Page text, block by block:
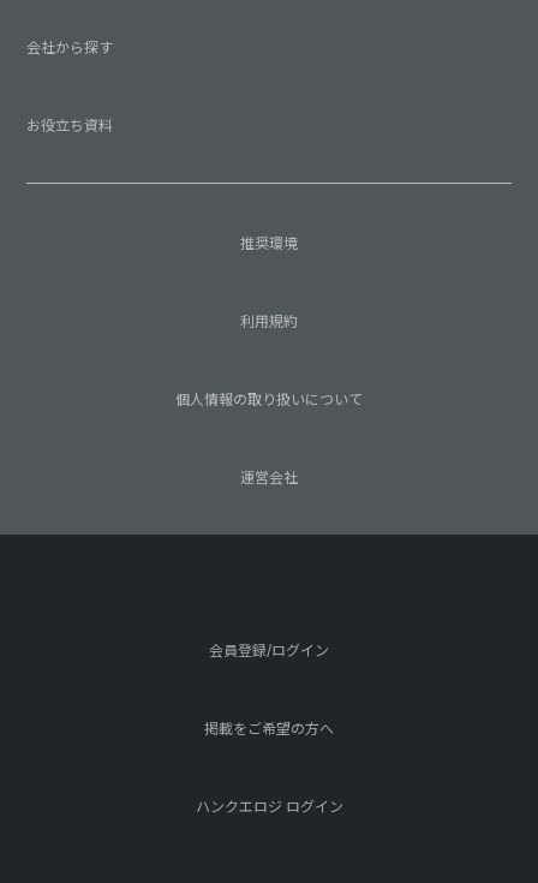
会社から探す
お役立ち資料
推奨環境
利用規約
個人情報の取り扱いについて
運営会社
会員登録/ログイン
掲載をご希望の方へ
ハンクエロジ ログイン